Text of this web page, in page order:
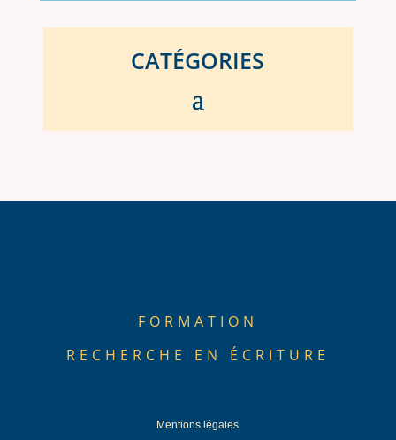
CATÉGORIES
FORMATION
RECHERCHE EN ÉCRITURE
Mentions légales